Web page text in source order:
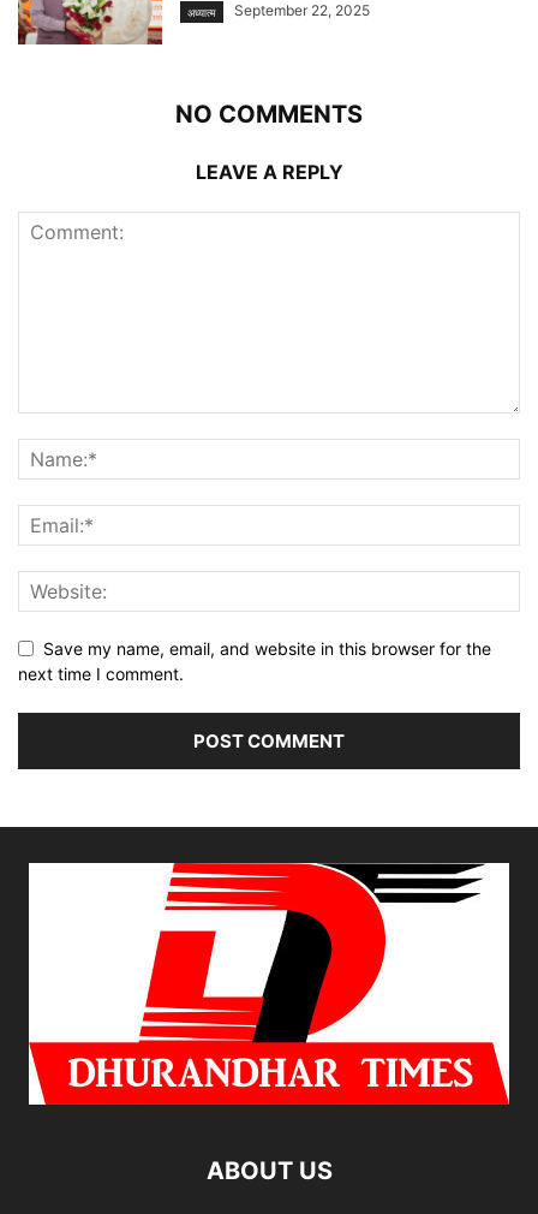
अध्यात्म September 22, 2025
NO COMMENTS
LEAVE A REPLY
Save my name, email, and website in this browser for the
next time I comment.
ABOUT US